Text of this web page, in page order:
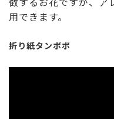
徴するお花ですが、ア
用できます。
折り紙タンポポ